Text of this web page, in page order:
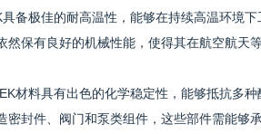
具备极佳的耐高温性，能够在持续高温环境
然保有良好的机械性能，使得其在航空航天
材料具有出色的化学稳定性，能够抵抗多
密封件、阀门和泵类组件，这些部件需能够